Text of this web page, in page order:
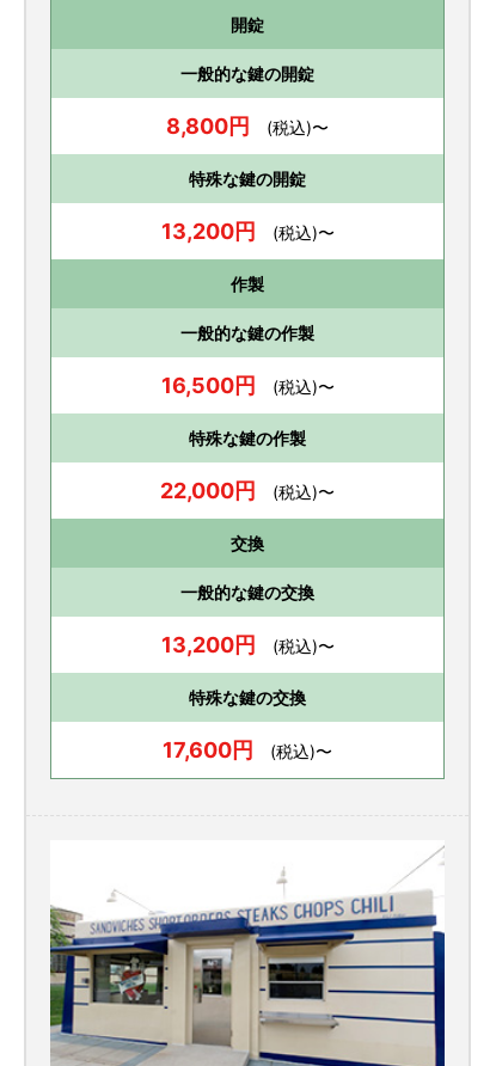
開錠
一般的な鍵の開錠
8,800円 (税込)〜
特殊な鍵の開錠
13,200円 (税込)〜
作製
一般的な鍵の作製
16,500円 (税込)〜
特殊な鍵の作製
22,000円 (税込)〜
交換
一般的な鍵の交換
13,200円 (税込)〜
特殊な鍵の交換
17,600円 (税込)〜